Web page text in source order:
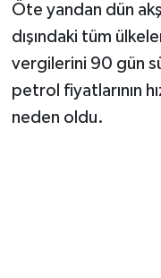
Öte yandan dün
dışındaki tüm
vergilerini 90 gün
petrol fiyatlarının
neden oldu.